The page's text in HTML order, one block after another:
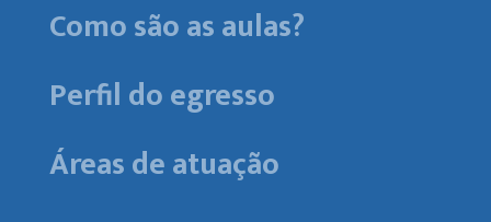
Como são as aulas?
Perfil do egresso
Áreas de atuação